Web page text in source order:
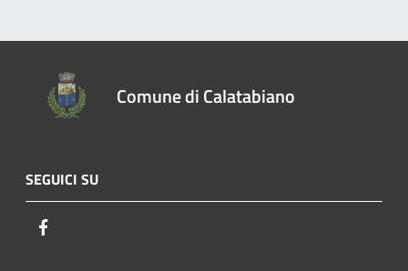
Comune di Calatabiano
SEGUICI SU